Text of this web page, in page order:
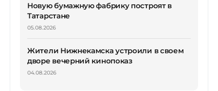
Новую бумажную фабрику построят в
Татарстане
05.08.2026
Жители Нижнекамска устроили в своем
дворе вечерний кинопоказ
04.08.2026